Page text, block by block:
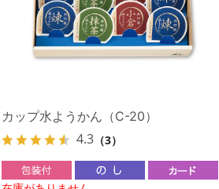
カップ水ようかん（C-20）
4.3 （3）